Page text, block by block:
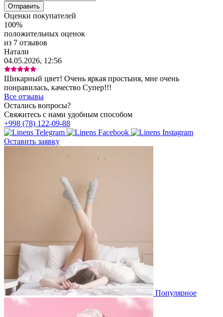
Оценки покупателей
100%
положительных оценок
из 7 отзывов
Натали
04.05.2026, 12:56
Шикарный цвет! Очень яркая простыня, мне очень
понравилась, качество Супер!!!
Все отзывы
Остались вопросы?
Свяжитесь с нами удобным способом
+998 (78) 122-09-88
Оставить заявку
Популярное